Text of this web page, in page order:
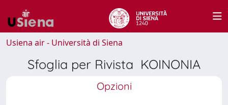
Usiena air - Università di Siena
Sfoglia per Rivista KOINONIA
Opzioni